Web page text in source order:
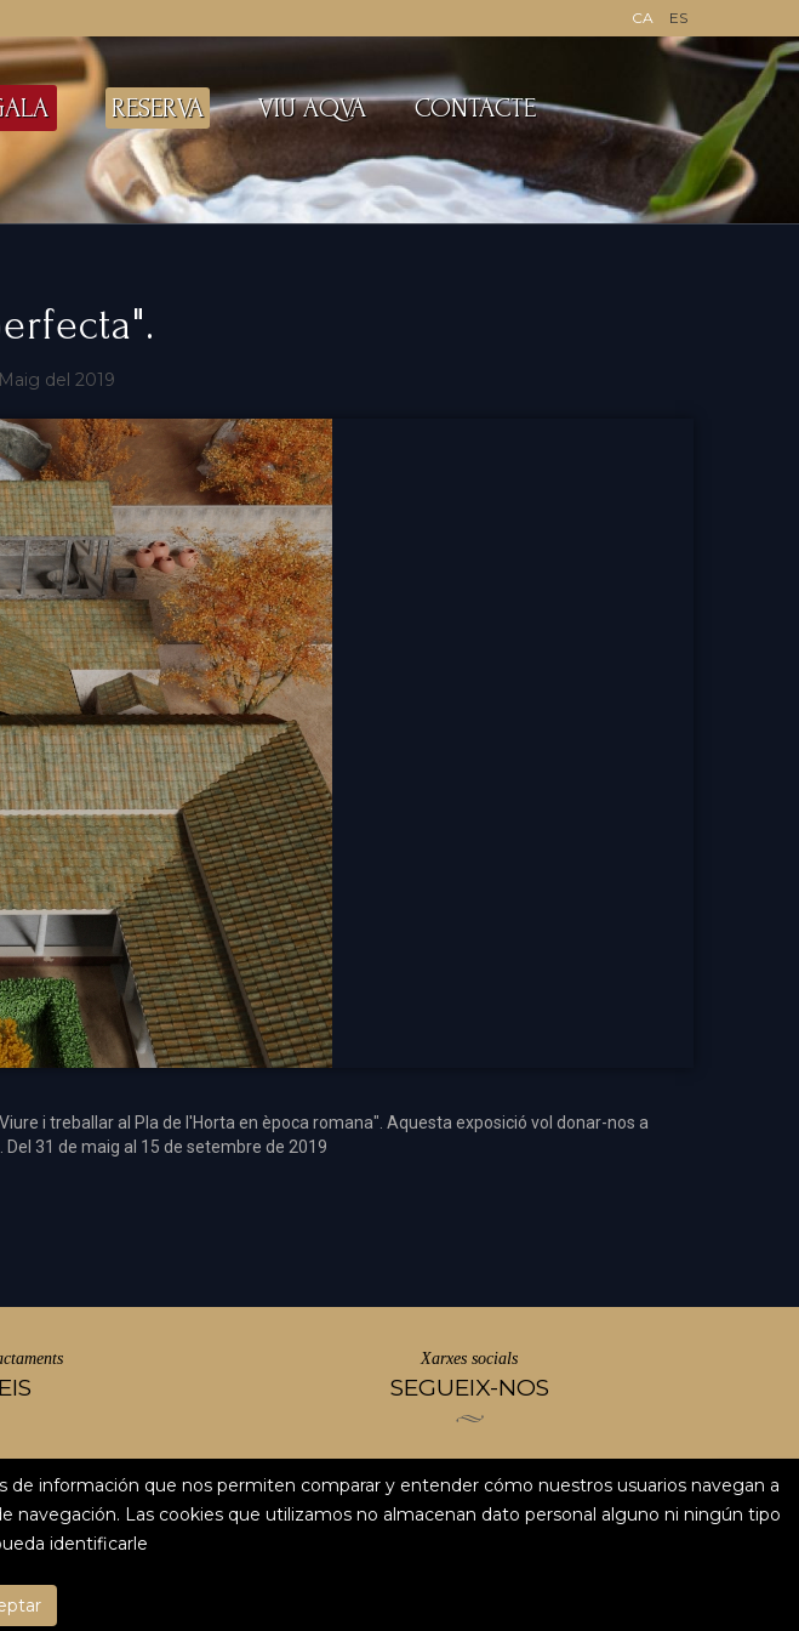
CA ES
RESERVA VIU AQVA CONTACTE
del 2019
. Viure i treballar al Pla de l'Horta en època romana". Aquesta exposició vol donar-nos a
31 de maig al 15 de setembre de 2019
Xarxes socials
SEGUEIX-NOS
información que nos permiten comparar y entender cómo nuestros usuarios navegan a
Las cookies que utilizamos no almacenan dato personal alguno ni ningún tipo
identificarle